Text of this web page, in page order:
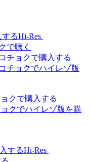
Hi-Res
Hi-Res